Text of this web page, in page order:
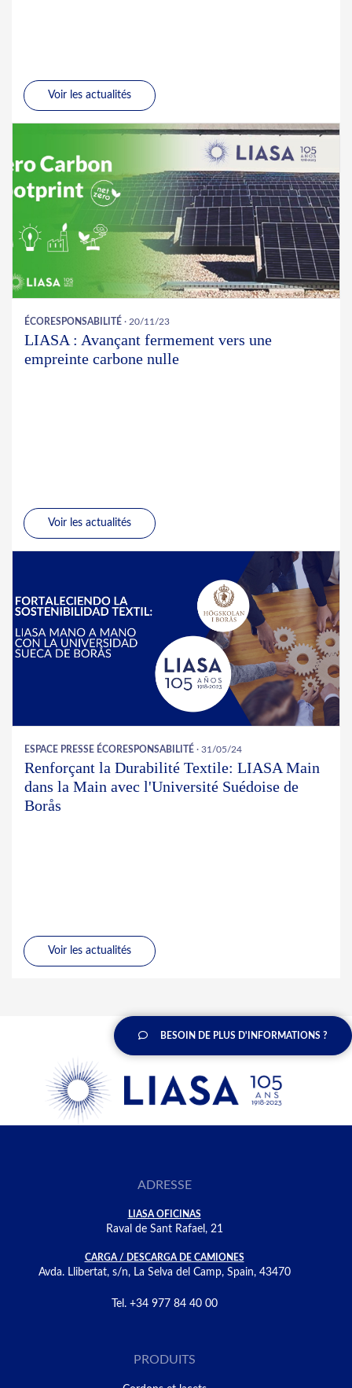
Voir les actualités
ÉCORESPONSABILITÉ · 20/11/23
LIASA : Avançant fermement vers une
empreinte carbone nulle
Voir les actualités
ESPACE PRESSE ÉCORESPONSABILITÉ · 31/05/24
Renforçant la Durabilité Textile: LIASA Main
dans la Main avec l'Université Suédoise de
Borås
Voir les actualités
BESOIN DE PLUS D'INFORMATIONS ?
ADRESSE
LIASA OFICINAS
Raval de Sant Rafael, 21
CARGA / DESCARGA DE CAMIONES
Avda. Llibertat, s/n, La Selva del Camp, Spain, 43470
Tel. +34 977 84 40 00
PRODUITS